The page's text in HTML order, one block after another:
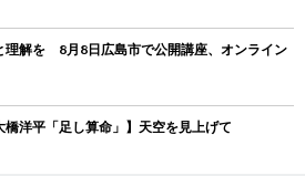
理解を 8月8日広島市で公開講座、オンライン
橋洋平「足し算命」】天空を見上げて